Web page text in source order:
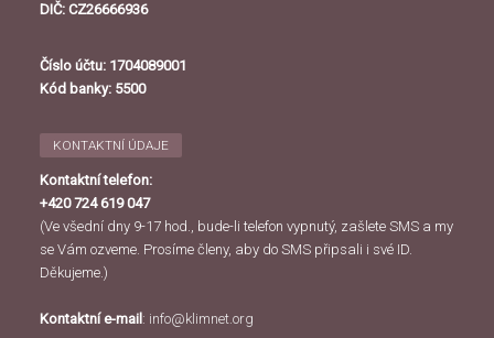
DIČ: CZ26666936
Číslo účtu: 1704089001
Kód banky: 5500
KONTAKTNÍ ÚDAJE
Kontaktní telefon:
+420 724 619 047
(Ve všední dny 9-17 hod., bude-li telefon vypnutý, zašlete SMS a my
se Vám ozveme. Prosíme členy, aby do SMS připsali i své ID.
Děkujeme.)
Kontaktní e-mail : info@klimnet.org